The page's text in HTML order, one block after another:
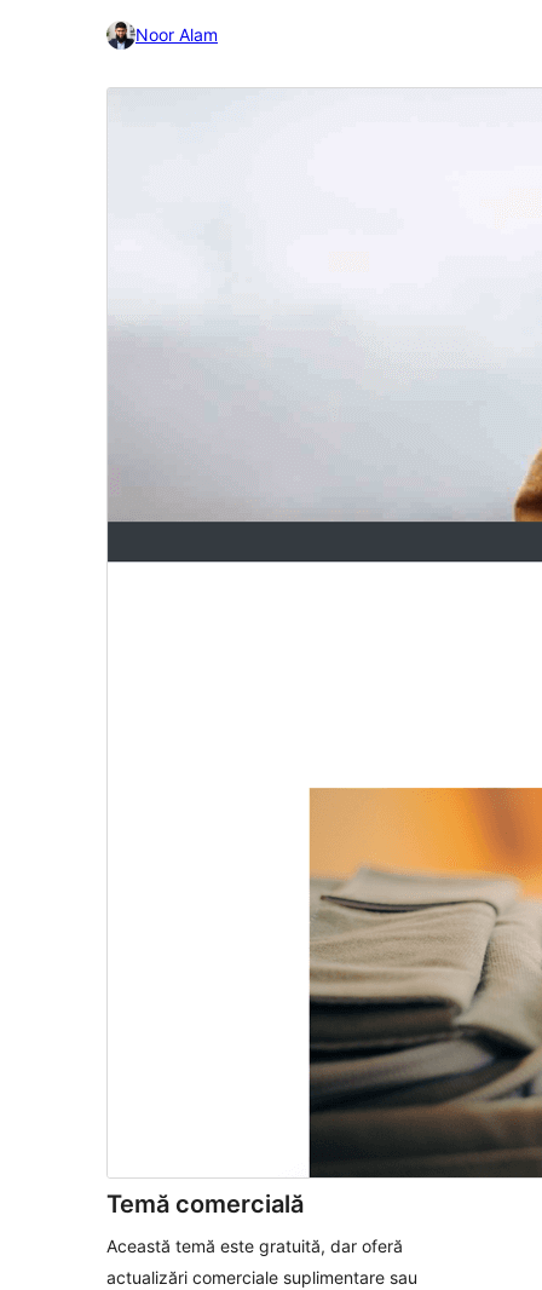
Noor Alam
Temă comercială
Această temă este gratuită, dar oferă
actualizări comerciale suplimentare sau